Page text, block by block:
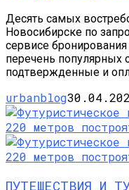
Десять самых
Новосибирске по
сервисе
перечень популярных
подтвержденные и
urbanblog
ПУТЕШЕСТВИЯ И